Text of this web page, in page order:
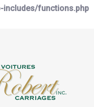
functions.php